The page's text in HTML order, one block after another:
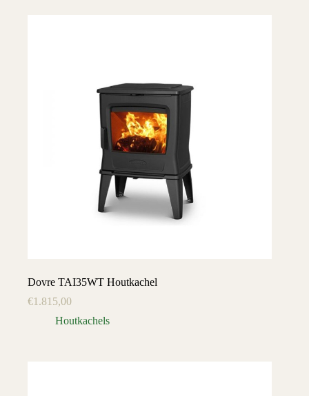
Dovre TAI35WT Houtkachel
€1.815,00
Houtkachels